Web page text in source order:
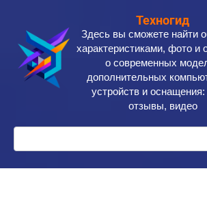
контенту
Техногид
Здесь вы сможете найти
характеристиками, фото и
о современных
дополнительных
устройств и
отзывы, видео
Поиск: